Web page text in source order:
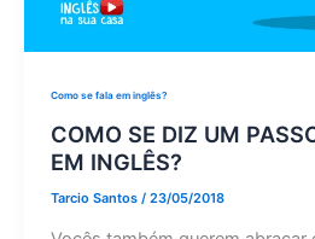
Como se fala em inglês?
COMO SE DIZ UM
EM INGLÊS?
Tarcio Santos / 23/05/2018